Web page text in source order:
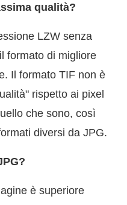
qualità?
LZW senza
formato di migliore
Il formato TIF non è
rispetto ai pixel
che sono, così
diversi da JPG.
è superiore